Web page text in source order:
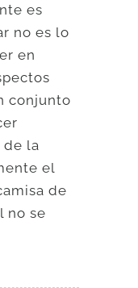
es
no es lo
en
conjunto
de la
el
de
no se